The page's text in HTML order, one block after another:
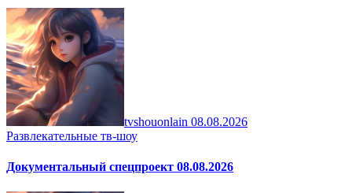
tvshouonlain 08.08.2026
Развлекательные тв-шоу
Документальный спецпроект 08.08.2026